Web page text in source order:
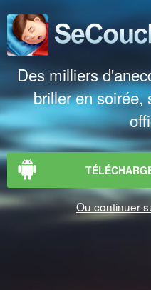
Des milliers
briller en soirée,
Ou continuer